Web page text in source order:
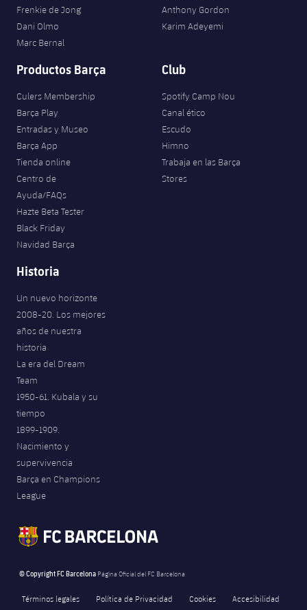
Frenkie de Jong
Dani Olmo
Marc Bernal
Anthony Gordon
Karim Adeyemi
Productos Barça
Culers Membership
Barça Play
Entradas y Museo
Barça App
Tienda online
Centro de
Ayuda/FAQs
Hazte Beta Tester
Black Friday
Navidad Barça
Club
Spotify Camp Nou
Canal ético
Escudo
Himno
Trabaja en las Barça
Stores
Historia
Un nuevo horizonte
2008-20. Los mejores
años de nuestra
historia
La era del Dream
Team
1950-61. Kubala y su
tiempo
1899-1909.
Nacimiento y
supervivencia
Barça en Champions
League
© Copyright FC Barcelona Página Oficial del FC Barcelona
Términos legales Política de Privacidad Cookies Accesibilidad